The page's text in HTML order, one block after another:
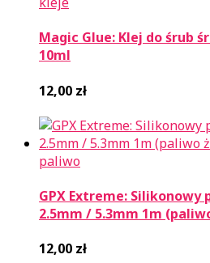
Magic Glue: Klej do śrub
10ml
12,00 zł
paliwo
GPX Extreme:
2.5mm / 5.3mm 1m
12,00 zł